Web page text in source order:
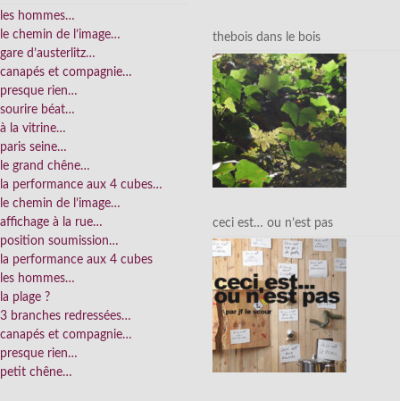
les hommes…
le chemin de l’image…
gare d’austerlitz…
canapés et compagnie…
presque rien…
sourire béat…
à la vitrine…
paris seine…
le grand chêne…
la performance aux 4 cubes…
le chemin de l’image…
affichage à la rue…
position soumission…
la performance aux 4 cubes
les hommes…
la plage ?
3 branches redressées…
canapés et compagnie…
presque rien…
petit chêne…
thebois dans le bois
ceci est… ou n’est pas